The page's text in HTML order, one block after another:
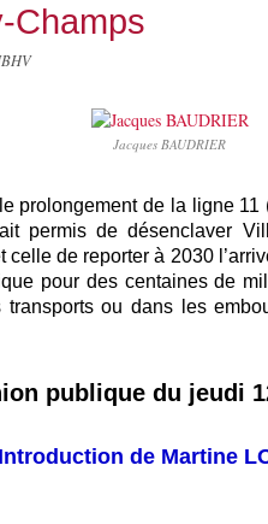
Champs
Jacques BAUDRIER
prolongement de la ligne
permis de désenclaver
celle de reporter à 2030
pour des centaines de
ou dans les
publique du jeudi
Introduction de Martine